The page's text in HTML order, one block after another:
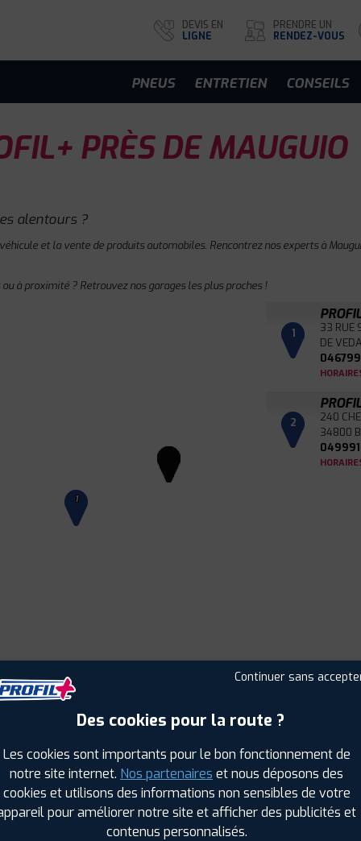
DEVIS EN
LIGNE
PRENDRE UN
RENDEZ-VOUS
PNEUS ENTRETIEN CONSEILS
PRÈS DE MAUGUIO
alentours ?
et la vente de produits automobiles. Rencontrez nos experts à
à proximité ? Retrouvez nos garages les plus proches !
1
1 33 RUE
DE
2
240
34800
PROFIL PLUS DANS LES VILLES À
Frontignan (34)
Montpellier (34)
Continuer sans
Des cookies pour la route ?
Les cookies sont importants pour le bon fonctionnement de
notre site internet. Nos partenaires et nous déposons des
cookies et utilisons des informations non sensibles de votre
pour améliorer notre site et afficher des publicités et
contenus personnalisés.